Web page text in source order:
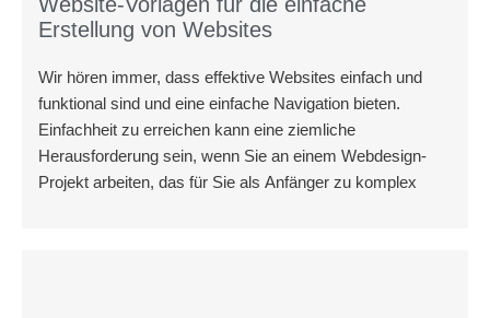
Erstellung von Websites
Wir hören immer, dass effektive Websites einfach und
funktional sind und eine einfache Navigation bieten.
Einfachheit zu erreichen kann eine ziemliche
Herausforderung sein, wenn Sie an einem Webdesign-
Projekt arbeiten, das für Sie als Anfänger zu komplex